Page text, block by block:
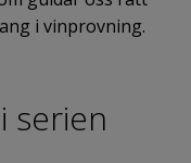
i vinprovning.
serien